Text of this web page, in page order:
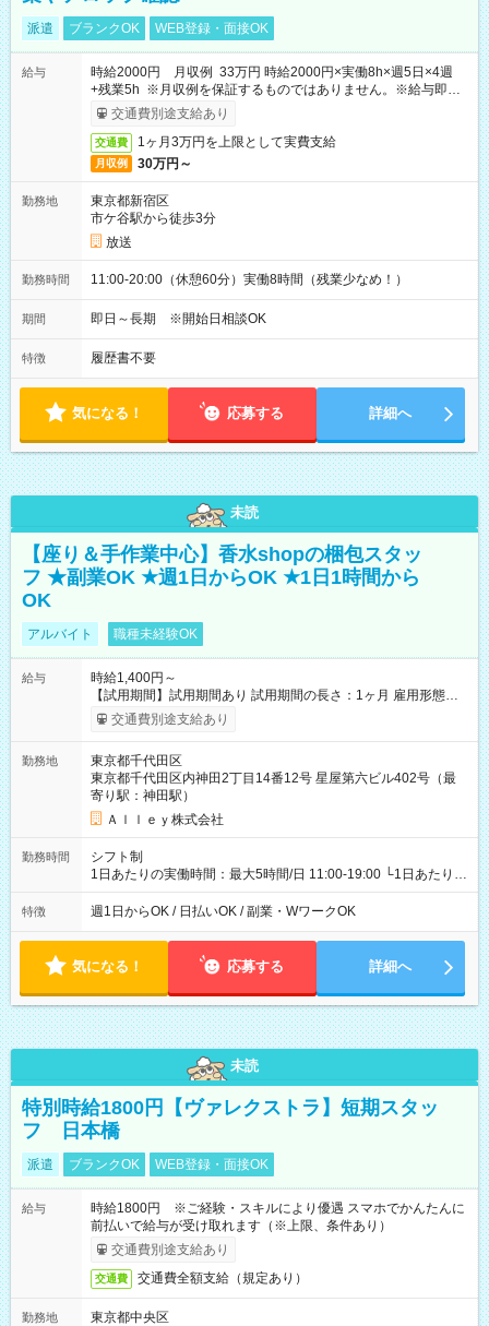
派遣 ブランクOK WEB登録・面接OK
給与
時給2000円 月収例 33万円 時給2000円×実働8h×週5日×4週
+残業5h ※月収例を保証するものではありません。※給与即受
取りサービス利用可（利用条件有）
交通費別途支給あり
交通費 1ヶ月3万円を上限として実費支給
月収例 30万円～
勤務地
東京都新宿区
市ケ谷駅から徒歩3分
放送
勤務時間 11:00-20:00（休憩60分）実働8時間（残業少なめ！）
期間 即日～長期 ※開始日相談OK
特徴 履歴書不要
気になる！ 応募する 詳細へ
未読
【座り＆手作業中心】香水shopの梱包スタッ
フ ★副業OK ★週1日からOK ★1日1時間から
OK
アルバイト 職種未経験OK
給与
時給1,400円～
【試用期間】試用期間あり 試用期間の長さ：1ヶ月 雇用形態、
給与は本採用時と同じです。
交通費別途支給あり
勤務地
東京都千代田区
東京都千代田区内神田2丁目14番12号 星屋第六ビル402号（最
寄り駅：神田駅）
Ａｌｌｅｙ株式会社
勤務時間
シフト制
1日あたりの実働時間：最大5時間/日 11:00-19:00 └1日あたりの
実働時間：1-5時間 └上記の時間帯内であれば、いつでも勤務可
能！ └平日・土曜日の中で、お好きな曜日でご勤務いただけま
18:00 などのように、自由な働き方が可能なお仕事です！
特徴 週1日からOK / 日払いOK / 副業・WワークOK
気になる！ 応募する 詳細へ
未読
特別時給1800円【ヴァレクストラ】短期スタッ
フ 日本橋
派遣 ブランクOK WEB登録・面接OK
給与
時給1800円 ※ご経験・スキルにより優遇 スマホでかんたんに
前払いで給与が受け取れます（※上限、条件あり）
交通費別途支給あり
交通費 交通費全額支給（規定あり）
勤務地
東京都中央区